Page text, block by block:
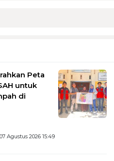
Peta
untuk
di
Agustus 2026 15:49